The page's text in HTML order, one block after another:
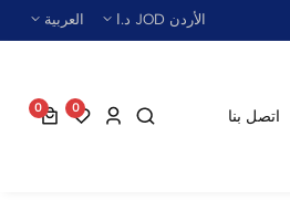
الأردن JOD د.ا العربية
اتصل بنا 0
0
0